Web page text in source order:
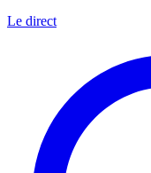
Le direct